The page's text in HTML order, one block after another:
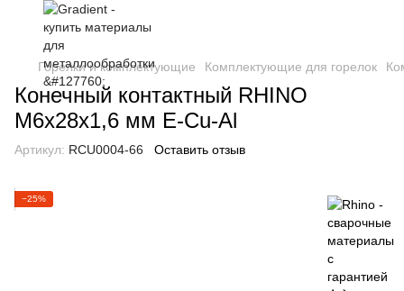
Горелки и комплектующие Комплектующие для горелок
Конечный контактный RHINO
М6х28х1,6 мм E-Cu-Al
Артикул: RCU0004-66 Оставить отзыв
−25%